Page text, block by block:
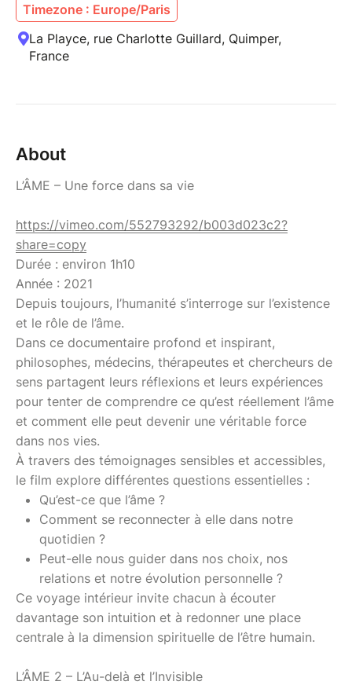
Timezone : Europe/Paris
La Playce, rue Charlotte Guillard, Quimper,
France
About
L’ÂME – Une force dans sa vie
https://vimeo.com/552793292/b003d023c2?
share=copy
Durée : environ 1h10
Année : 2021
Depuis toujours, l’humanité s’interroge sur l’existence
et le rôle de l’âme.
Dans ce documentaire profond et inspirant,
philosophes, médecins, thérapeutes et chercheurs de
sens partagent leurs réflexions et leurs expériences
pour tenter de comprendre ce qu’est réellement l’âme
et comment elle peut devenir une véritable force
dans nos vies.
À travers des témoignages sensibles et accessibles,
le film explore différentes questions essentielles :
Qu’est-ce que l’âme ?
Comment se reconnecter à elle dans notre
quotidien ?
Peut-elle nous guider dans nos choix, nos
relations et notre évolution personnelle ?
Ce voyage intérieur invite chacun à écouter
davantage son intuition et à redonner une place
centrale à la dimension spirituelle de l’être humain.
L’ÂME 2 – L’Au-delà et l’Invisible